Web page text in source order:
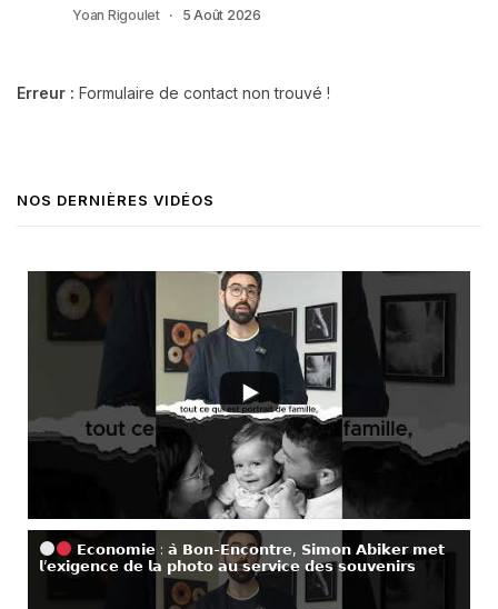
Yoan Rigoulet 5 Août 2026
Erreur : Formulaire de contact non trouvé !
NOS DERNIÈRES VIDÉOS
𝗘𝗰𝗼𝗻𝗼𝗺𝗶𝗲 : 𝗮̀ 𝗕𝗼𝗻-𝗘𝗻𝗰𝗼𝗻𝘁𝗿𝗲, 𝗦𝗶𝗺𝗼𝗻 𝗔𝗯𝗶𝗸𝗲𝗿 𝗺𝗲𝘁
𝗹’𝗲𝘅𝗶𝗴𝗲𝗻𝗰𝗲 𝗱𝗲 𝗹𝗮 𝗽𝗵𝗼𝘁𝗼 𝗮𝘂 𝘀𝗲𝗿𝘃𝗶𝗰𝗲 𝗱𝗲𝘀 𝘀𝗼𝘂𝘃𝗲𝗻𝗶𝗿𝘀